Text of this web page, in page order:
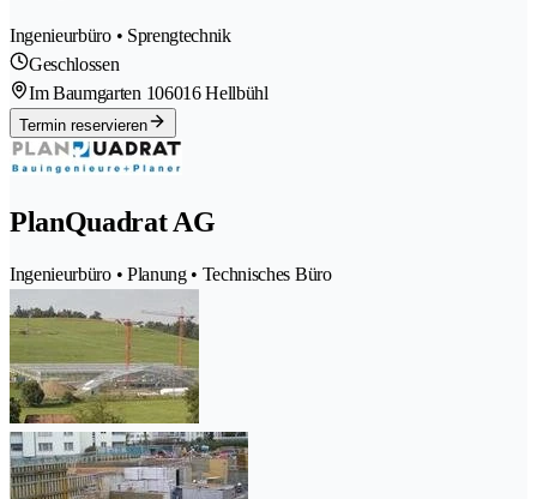
Ingenieurbüro • Sprengtechnik
Geschlossen
Im Baumgarten 106016 Hellbühl
Termin reservieren
PlanQuadrat AG
Ingenieurbüro • Planung • Technisches Büro